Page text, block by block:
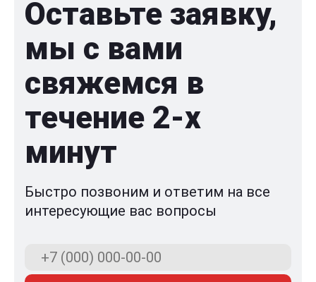
Оставьте заявку,
мы с вами
свяжемся в
течение 2-x
минут
Быстро позвоним и ответим на все
интересующие вас вопросы